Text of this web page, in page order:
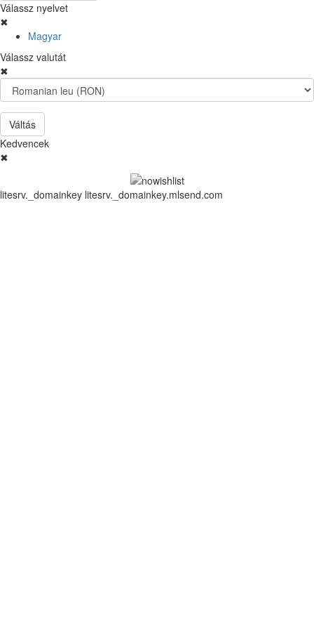
Válassz nyelvet
✖
Magyar
Válassz valutát
✖
Váltás
Kedvencek
✖
litesrv._domainkey litesrv._domainkey.mlsend.com